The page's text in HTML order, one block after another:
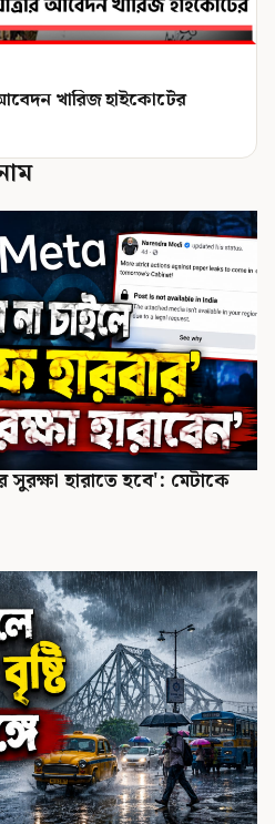
খারিজ হাইকোর্টের
সুরক্ষা হারাতে হবে': মেটাকে